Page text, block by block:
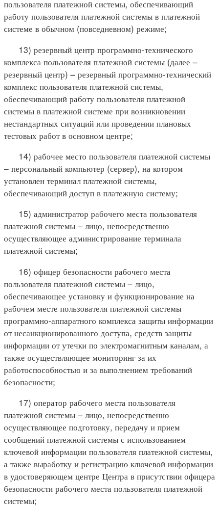
пользователя платежной системы, обеспечивающий
работу пользователя платежной системы в платежной
системе в обычном (повседневном) режиме;
13) резервный центр программно-технического
комплекса пользователя платежной системы (далее –
резервный центр) – резервный программно-технический
комплекс пользователя платежной системы,
обеспечивающий работу пользователя платежной
системы в платежной системе при возникновении
нестандартных ситуаций или проведении плановых
тестовых работ в основном центре;
14) рабочее место пользователя платежной системы
– персональный компьютер (сервер), на котором
установлен терминал платежной системы,
обеспечивающий доступ в платежную систему;
15) администратор рабочего места пользователя
платежной системы – лицо, непосредственно
осуществляющее администрирование терминала
платежной системы;
16) офицер безопасности рабочего места
пользователя платежной системы – лицо,
обеспечивающее установку и функционирование на
рабочем месте пользователя платежной системы
программно-аппаратного комплекса защиты информации
от несанкционированного доступа, средств защиты
информации от утечки по электромагнитным каналам, а
также осуществляющее мониторинг за их
работоспособностью и за выполнением требований
безопасности;
17) оператор рабочего места пользователя
платежной системы – лицо, непосредственно
осуществляющее подготовку, передачу и прием
сообщений платежной системы с использованием
ключевой информации пользователя платежной системы,
а также выработку и регистрацию ключевой информации
в удостоверяющем центре Центра в присутствии офицера
безопасности рабочего места пользователя платежной
системы;